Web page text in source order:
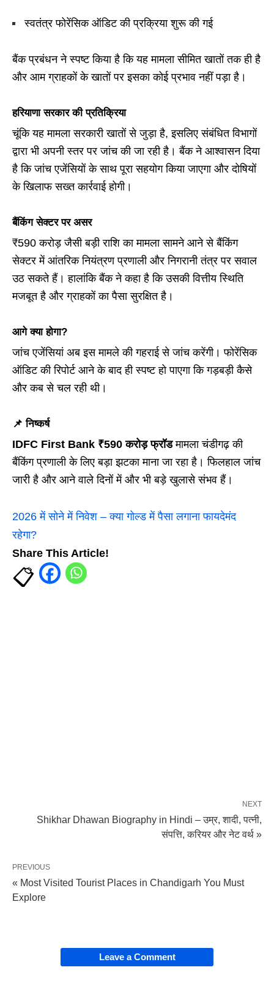
स्वतंत्र फोरेंसिक ऑडिट की प्रक्रिया शुरू की गई
बैंक प्रबंधन ने स्पष्ट किया है कि यह मामला सीमित खातों तक ही है
और आम ग्राहकों के खातों पर इसका कोई प्रभाव नहीं पड़ा है।
हरियाणा सरकार की प्रतिक्रिया
चूंकि यह मामला सरकारी खातों से जुड़ा है, इसलिए संबंधित विभागों
द्वारा भी अपनी स्तर पर जांच की जा रही है। बैंक ने आश्वासन दिया
है कि जांच एजेंसियों के साथ पूरा सहयोग किया जाएगा और दोषियों
के खिलाफ सख्त कार्रवाई होगी।
बैंकिंग सेक्टर पर असर
₹590 करोड़ जैसी बड़ी राशि का मामला सामने आने से बैंकिंग
सेक्टर में आंतरिक नियंत्रण प्रणाली और निगरानी तंत्र पर सवाल
उठ सकते हैं। हालांकि बैंक ने कहा है कि उसकी वित्तीय स्थिति
मजबूत है और ग्राहकों का पैसा सुरक्षित है।
आगे क्या होगा?
जांच एजेंसियां अब इस मामले की गहराई से जांच करेंगी। फोरेंसिक
ऑडिट की रिपोर्ट आने के बाद ही स्पष्ट हो पाएगा कि गड़बड़ी कैसे
और कब से चल रही थी।
📌 निष्कर्ष
IDFC First Bank ₹590 करोड़ फ्रॉडमामला चंडीगढ़ की
बैंकिंग प्रणाली के लिए बड़ा झटका माना जा रहा है। फिलहाल जांच
जारी है और आने वाले दिनों में और भी बड़े खुलासे संभव हैं।
2026 में सोने में निवेश – क्या गोल्ड में पैसा लगाना फायदेमंद
रहेगा?
Share This Article!
NEXT
Shikhar Dhawan Biography in Hindi – उम्र, शादी, पत्नी,
संपत्ति, करियर और नेट वर्थ »
PREVIOUS
« Most Visited Tourist Places in Chandigarh You Must
Explore
Leave a Comment